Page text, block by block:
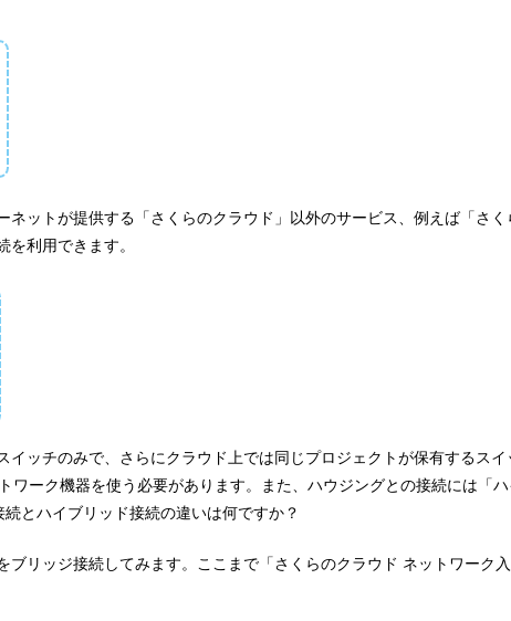
ットが提供する「さくらのクラウド」以外のサービス、例えば「さ
利用できます。
ッチのみで、さらにクラウド上では同じプロジェクトが保有するス
ーク機器を使う必要があります。また、ハウジングとの接続には「ハ
とハイブリッド接続の違いは何ですか？
リッジ接続してみます。ここまで「さくらのクラウド ネットワーク